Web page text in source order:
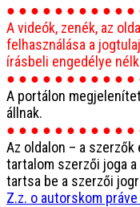
● ● ● ● ● ● ● ● ● ● ●
A videók, zenék, az
felhasználása a
írásbeli engedélye
● ● ● ● ● ● ● ● ● ● ●
A portálon
állnak.
● ● ● ● ● ● ● ● ● ● ●
Az oldalon – a
tartalom szerzői joga
tartsa be a szerzői
Z.z. o autorskom